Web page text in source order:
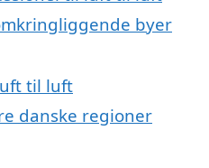
byer
til luft
danske regioner